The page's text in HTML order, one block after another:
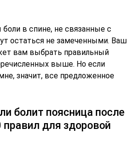
в спине, не связанные с
остаться не замеченными. Ваш
вам выбрать правильный
выше. Но если
значит, все предложенное
болит поясница после
правил для здоровой